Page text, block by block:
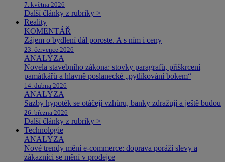
7. května 2026
Další články z rubriky >
Reality
KOMENTÁŘ
Zájem o bydlení dál poroste. A s ním i ceny
23. července 2026
ANALÝZA
Novela stavebního zákona: stovky paragrafů, přiškrcení
památkářů a hlavně poslanecké „pytlíkování bokem“
14. dubna 2026
ANALÝZA
Sazby hypoték se otáčejí vzhůru, banky zdražují a ještě budou
26. března 2026
Další články z rubriky >
Technologie
ANALÝZA
Nové trendy mění e-commerce: doprava poráží slevy a
zákazníci se mění v prodejce